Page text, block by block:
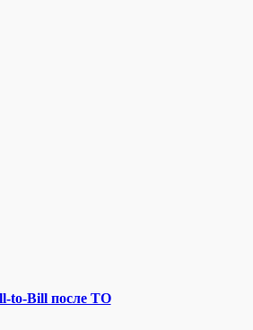
to-Bill после ТО